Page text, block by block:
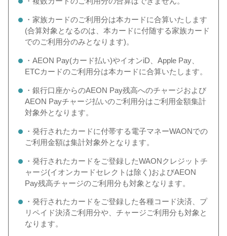
・家族カードのご利用分は本カードに合算いたします
(合算対象となるのは、本カードに付随する家族カード
でのご利用分のみとなります)。
・AEON Pay(カード払い)やイオンiD、Apple Pay、
ETCカードのご利用分は本カードに合算いたします。
・銀行口座からのAEON Pay残高へのチャージおよび
AEON Payチャージ払いのご利用分はご利用金額集計
対象外となります。
・発行されたカードに付帯する電子マネーWAONでの
ご利用金額は集計対象外となります。
・発行されたカードをご登録したWAONクレジットチ
ャージ(イオンカードセレクトは除く)およびAEON
Pay残高チャージのご利用分も対象となります。
・発行されたカードをご登録した各種コード決済、プ
リペイド決済ご利用分や、チャージご利用分も対象と
なります。